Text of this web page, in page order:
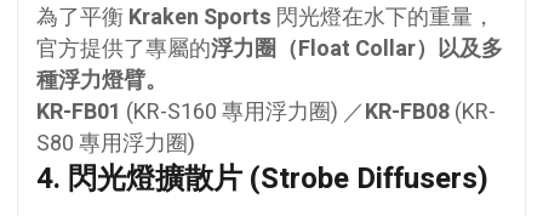
為了平衡Kraken Sports 閃光燈在水下的重量，
官方提供了專屬的浮力圈（Float Collar）以及多
種浮力燈臂。
KR-FB01 (KR-S160 專用浮力圈) ／KR-FB08(KR-
S80 專用浮力圈)
4. 閃光燈擴散片 (Strobe Diffusers)